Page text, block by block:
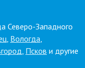
Северо-Западного
, Вологда,
, Псков и другие